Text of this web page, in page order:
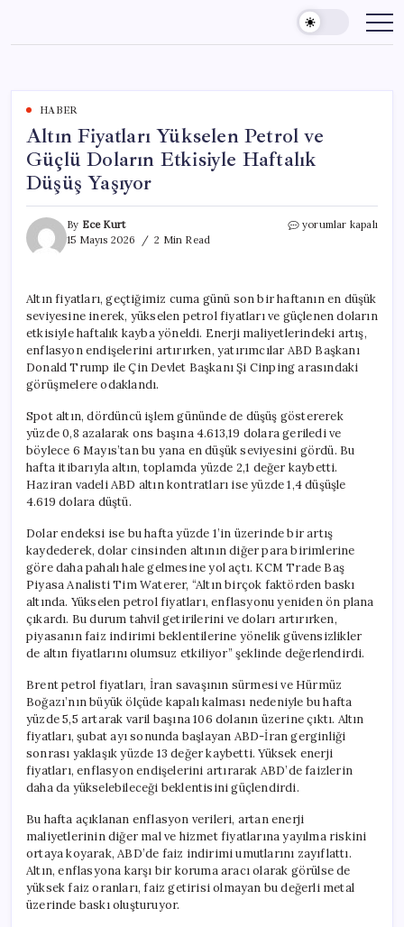
content
HABER
Altın Fiyatları Yükselen Petrol ve
Güçlü Doların Etkisiyle Haftalık
Düşüş Yaşıyor
By Ece Kurt
15 Mayıs 2026
2 Min Read
Altın
Güçlü
Doların
Etkisiyle
Haftalık
yorumlar kapalı
Altın fiyatları, geçtiğimiz cuma günü son bir haftanın en düşük
seviyesine inerek, yükselen petrol fiyatları ve güçlenen doların
etkisiyle haftalık kayba yöneldi. Enerji maliyetlerindeki artış,
enflasyon endişelerini artırırken, yatırımcılar ABD Başkanı
Donald Trump ile Çin Devlet Başkanı Şi Cinping arasındaki
görüşmelere odaklandı.
Spot altın, dördüncü işlem gününde de düşüş göstererek
yüzde 0,8 azalarak ons başına 4.613,19 dolara geriledi ve
böylece 6 Mayıs’tan bu yana en düşük seviyesini gördü. Bu
hafta itibarıyla altın, toplamda yüzde 2,1 değer kaybetti.
Haziran vadeli ABD altın kontratları ise yüzde 1,4 düşüşle
4.619 dolara düştü.
Dolar endeksi ise bu hafta yüzde 1’in üzerinde bir artış
kaydederek, dolar cinsinden altının diğer para birimlerine
göre daha pahalı hale gelmesine yol açtı. KCM Trade Baş
Piyasa Analisti Tim Waterer, “Altın birçok faktörden baskı
altında. Yükselen petrol fiyatları, enflasyonu yeniden ön plana
çıkardı. Bu durum tahvil getirilerini ve doları artırırken,
piyasanın faiz indirimi beklentilerine yönelik güvensizlikler
de altın fiyatlarını olumsuz etkiliyor” şeklinde değerlendirdi.
Brent petrol fiyatları, İran savaşının sürmesi ve Hürmüz
Boğazı’nın büyük ölçüde kapalı kalması nedeniyle bu hafta
yüzde 5,5 artarak varil başına 106 dolanın üzerine çıktı. Altın
fiyatları, şubat ayı sonunda başlayan ABD-İran gerginliği
sonrası yaklaşık yüzde 13 değer kaybetti. Yüksek enerji
fiyatları, enflasyon endişelerini artırarak ABD’de faizlerin
daha da yükselebileceği beklentisini güçlendirdi.
Bu hafta açıklanan enflasyon verileri, artan enerji
maliyetlerinin diğer mal ve hizmet fiyatlarına yayılma riskini
ortaya koyarak, ABD’de faiz indirimi umutlarını zayıflattı.
Altın, enflasyona karşı bir koruma aracı olarak görülse de
yüksek faiz oranları, faiz getirisi olmayan bu değerli metal
üzerinde baskı oluşturuyor.